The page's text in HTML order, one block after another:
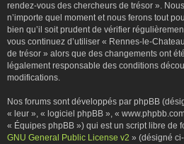
rendez-vous des chercheurs de trésor ».
n’importe quel moment et nous ferons tout
bien qu’il soit prudent de vérifier
vous continuez d’utiliser « Rennes-le-
de trésor » alors que des changements ont
légalement responsable des conditions
modifications.
Nos forums sont développés par phpBB
« leur », « logiciel phpBB », «
« Équipes phpBB ») qui est un script libre de
GNU General Public License v2 » (désigné